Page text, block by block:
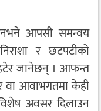
आपसी समन्वय
र छटपटीको
जानेछन् । आफन्त
वा आवाभगतमा केही
अवसर दिलाउन